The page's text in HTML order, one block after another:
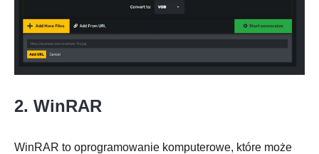
Krok 1.
2. WinRAR
WinRAR to oprogramowanie komputerowe, które może